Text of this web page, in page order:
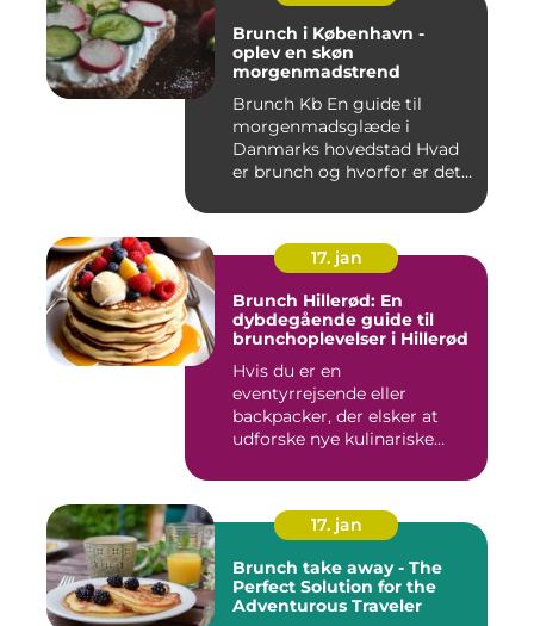
Brunch i København -
oplev en skøn
morgenmadstrend
Brunch Kb En guide til
morgenmadsglæde i
Danmarks hovedstad Hvad
er brunch og hvorfor er det
17. jan
Brunch Hillerød: En
dybdegående guide til
brunchoplevelser i Hillerød
Hvis du er en
eventyrrejsende eller
backpacker, der elsker at
udforske nye kulinariske
17. jan
Brunch take away - The
Perfect Solution for the
Adventurous Traveler